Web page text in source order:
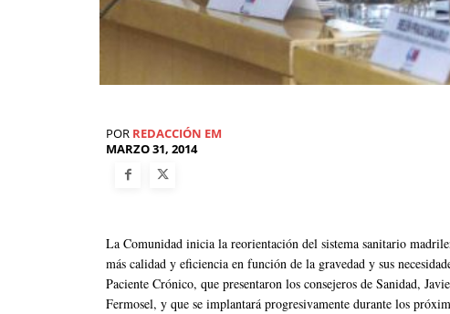
POR REDACCIÓN EM
MARZO 31, 2014
La Comunidad inicia la reorientación del sistema sanitario
más calidad y eficiencia en función de la gravedad y sus
Paciente Crónico, que presentaron los consejeros de Sanidad,
Fermosel, y que se implantará progresivamente durante los